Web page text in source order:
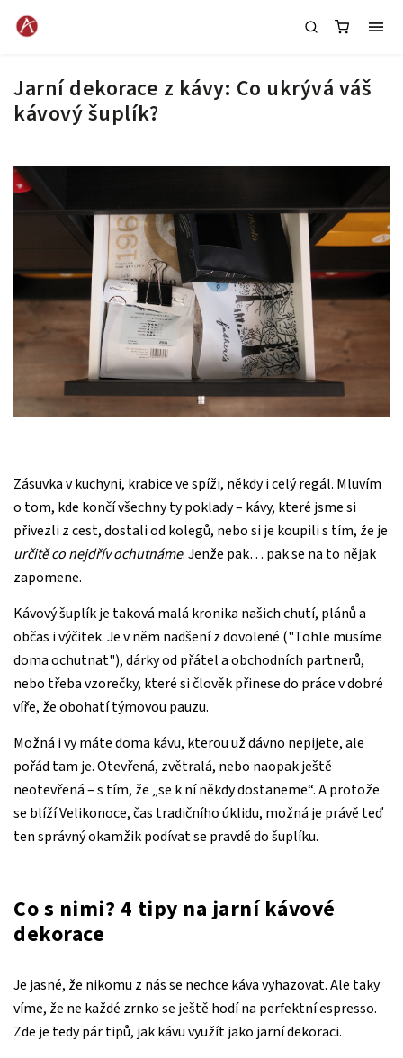
Jarní dekorace z kávy: Co ukrývá váš
kávový šuplík?
Zásuvka v kuchyni, krabice ve spíži, někdy i celý regál. Mluvím
o tom, kde končí všechny ty poklady – kávy, které jsme si
přivezli z cest, dostali od kolegů, nebo si je koupili s tím, že je
určitě co nejdřív ochutnáme. Jenže pak… pak se na to nějak
zapomene.
Kávový šuplík je taková malá kronika našich chutí, plánů a
občas i výčitek. Je v něm nadšení z dovolené ("Tohle musíme
doma ochutnat"), dárky od přátel a obchodních partnerů,
nebo třeba vzorečky, které si člověk přinese do práce v dobré
víře, že obohatí týmovou pauzu.
Možná i vy máte doma kávu, kterou už dávno nepijete, ale
pořád tam je. Otevřená, zvětralá, nebo naopak ještě
neotevřená – s tím, že „se k ní někdy dostaneme“. A protože
se blíží Velikonoce, čas tradičního úklidu, možná je právě teď
ten správný okamžik podívat se pravdě do šuplíku.
Co s nimi? 4 tipy na jarní kávové
dekorace
Je jasné, že nikomu z nás se nechce káva vyhazovat. Ale taky
víme, že ne každé zrnko se ještě hodí na perfektní espresso.
Zde je tedy pár tipů, jak kávu využít jako jarní dekoraci.